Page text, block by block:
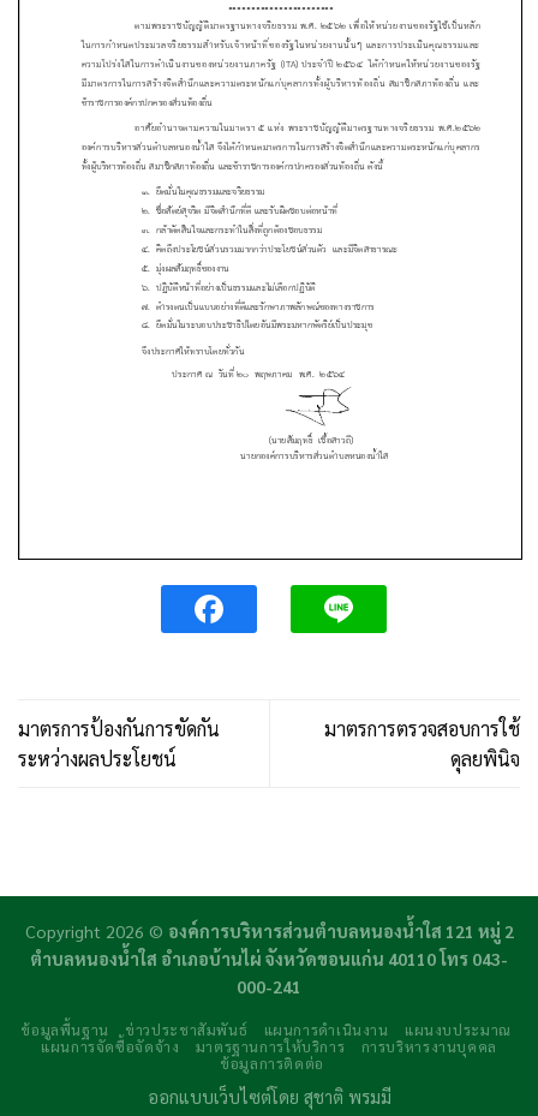
มาตรการป้องกันการขัดกัน
ระหว่างผลประโยชน์
มาตรการตรวจสอบการใช้
ดุลยพินิจ
Copyright 2026 © องค์การบริหารส่วนตำบลหนองน้ำใส 121 หมู่ 2
ตำบลหนองน้ำใส อำเภอบ้านไผ่ จังหวัดขอนแก่น 40110 โทร 043-
000-241
ข้อมูลพื้นฐาน ข่าวประชาสัมพันธ์ แผนการดำเนินงาน
แผนงบประมาณ
แผนการจัดซื้อจัดจ้าง
มาตรฐานการให้บริการ
การบริหารงานบุคคล
ข้อมูลการติดต่อ
ออกแบบเว็บไซต์โดย สุชาติ พรมมี